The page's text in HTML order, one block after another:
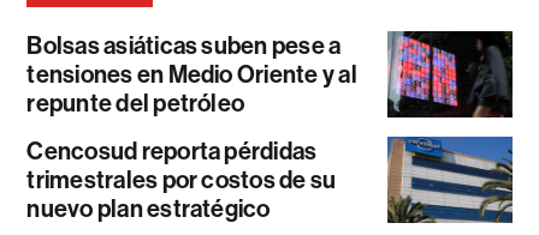
Bolsas asiáticas suben pese a
tensiones en Medio Oriente y al
repunte del petróleo
Cencosud reporta pérdidas
trimestrales por costos de su
nuevo plan estratégico